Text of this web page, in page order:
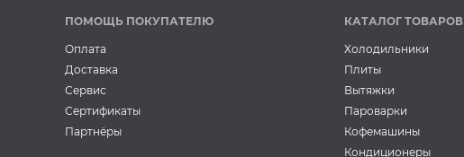
ПОМОЩЬ ПОКУПАТЕЛЮ
Оплата
Доставка
Сервис
Сертификаты
Партнёры
КАТАЛОГ ТОВАРОВ
Холодильники
Плиты
Вытяжки
Пароварки
Кофемашины
Кондиционеры